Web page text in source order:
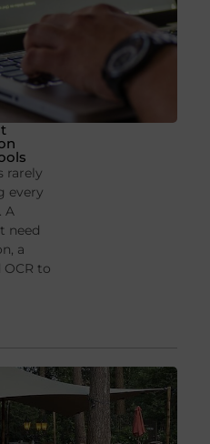
rarely
every
A
need
a
to